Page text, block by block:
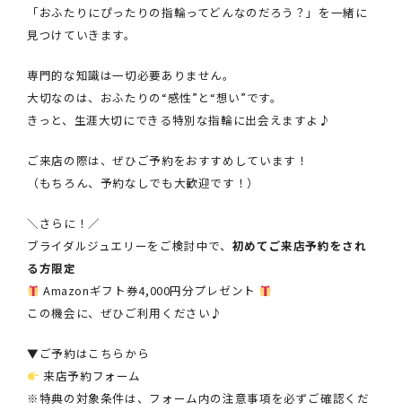
「おふたりにぴったりの指輪ってどんなのだろう？」を一緒に
見つけていきます。
専門的な知識は一切必要ありません。
大切なのは、おふたりの“感性”と“想い”です。
きっと、生涯大切にできる特別な指輪に出会えますよ♪
ご来店の際は、ぜひご予約をおすすめしています！
（もちろん、予約なしでも大歓迎です！）
＼さらに！／
ブライダルジュエリーをご検討中で、 初めてご来店予約をされ
る方限定
Amazonギフト券4,000円分プレゼント
この機会に、ぜひご利用ください♪
▼ご予約はこちらから
来店予約フォーム
※特典の対象条件は、フォーム内の注意事項を必ずご確認くだ